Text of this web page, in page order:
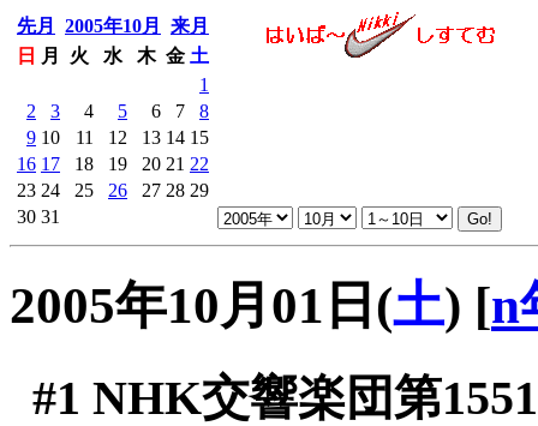
先月 2005年10月
来月
日
月 火 水 木 金 土
1
2
3 4 5 6 7
8
9 10 11 12 13 14 15
16 17 18 19 20 21 22
23 24 25 26 27 28 29
30 31
2005年10月01日(土) [n
#1 NHK交響楽団第